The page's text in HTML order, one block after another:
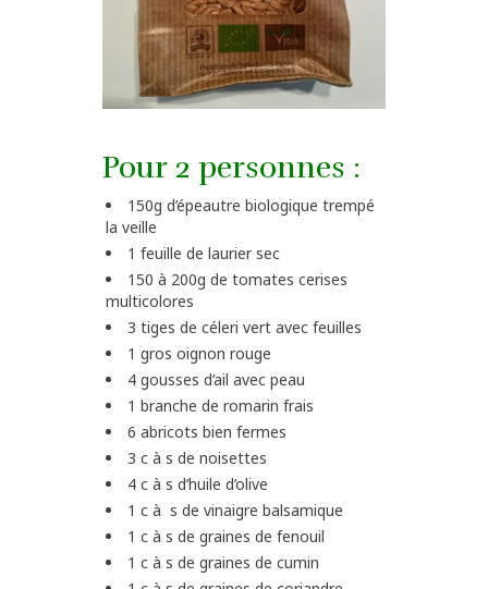
Pour 2 personnes :
150g d’épeautre biologique trempé
la veille
1 feuille de laurier sec
150 à 200g de tomates cerises
multicolores
3 tiges de céleri vert avec feuilles
1 gros oignon rouge
4 gousses d’ail avec peau
1 branche de romarin frais
6 abricots bien fermes
3 c à s de noisettes
4 c à s d’huile d’olive
1 c à s de vinaigre balsamique
1 c à s de graines de fenouil
1 c à s de graines de cumin